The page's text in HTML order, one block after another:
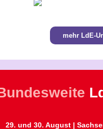
mehr LdE-
29. und 30. August |